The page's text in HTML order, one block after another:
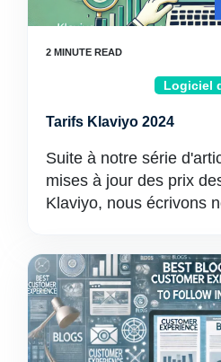
Logiciel
Tarifs Klaviyo 2024
Suite à notre série
mises à jour des prix
Klaviyo, nous écrivons